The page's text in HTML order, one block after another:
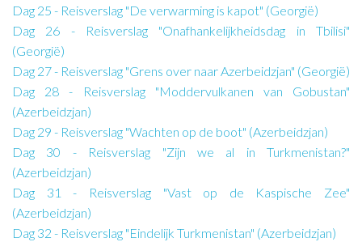
Dag 25 - Reisverslag "De verwarming is kapot" (Georgië)
Dag 26 - Reisverslag "Onafhankelijkheidsdag in Tbilisi"
(Georgië)
Dag 27 - Reisverslag "Grens over naar Azerbeidzjan" (Georgië)
Dag 28 - Reisverslag "Moddervulkanen van Gobustan"
(Azerbeidzjan)
Dag 29 - Reisverslag "Wachten op de boot" (Azerbeidzjan)
Dag 30 - Reisverslag "Zijn we al in Turkmenistan?"
(Azerbeidzjan)
Dag 31 - Reisverslag "Vast op de Kaspische Zee"
(Azerbeidzjan)
Dag 32 - Reisverslag "Eindelijk Turkmenistan" (Azerbeidzjan)